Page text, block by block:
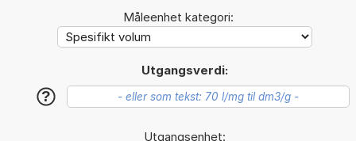
Måleenhet kategori:
Utgangsverdi:
?
Utgangsenhet: